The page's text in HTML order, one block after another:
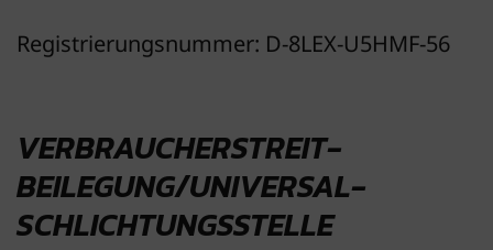
Registrierungsnummer: D-8LEX-U5HMF-56
VERBRAUCHER­STREIT­
BEILEGUNG/UNIVERSAL­
SCHLICHTUNGS­STELLE